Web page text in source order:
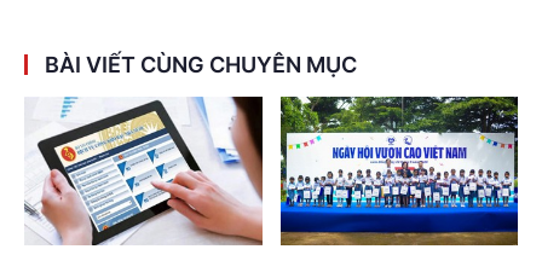
BÀI VIẾT CÙNG CHUYÊN MỤC